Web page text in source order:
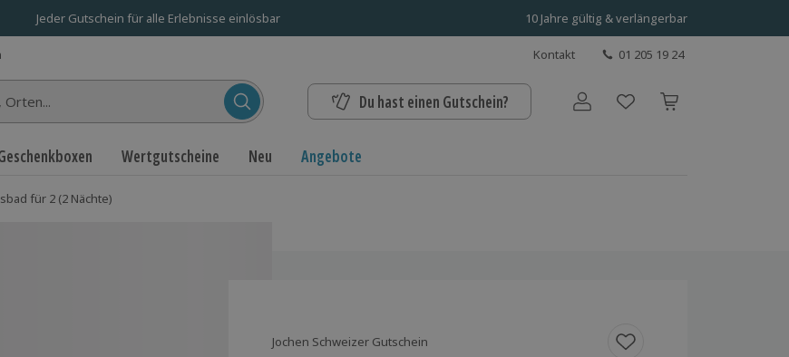
Jeder Gutschein für alle Erlebnisse einlösbar 10 Jahre gültig & verlängerbar
Kontakt 01 205 19 24
Du hast einen Gutschein? Benutzerkonto
Wertgutscheine Neu Angebote
für 2 (2 Nächte)
Jochen Schweizer Gutschein